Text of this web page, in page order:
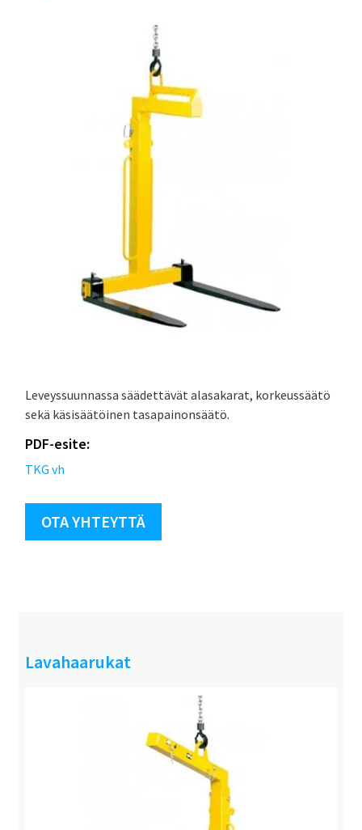
Leveyssuunnassa säädettävät alasakarat, korkeussäätö
sekä käsisäätöinen tasapainonsäätö.
PDF-esite:
TKG vh
OTA YHTEYTTÄ
Lavahaarukat